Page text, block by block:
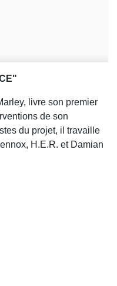
livre son premier
de son
du projet, il travaille
H.E.R. et Damian